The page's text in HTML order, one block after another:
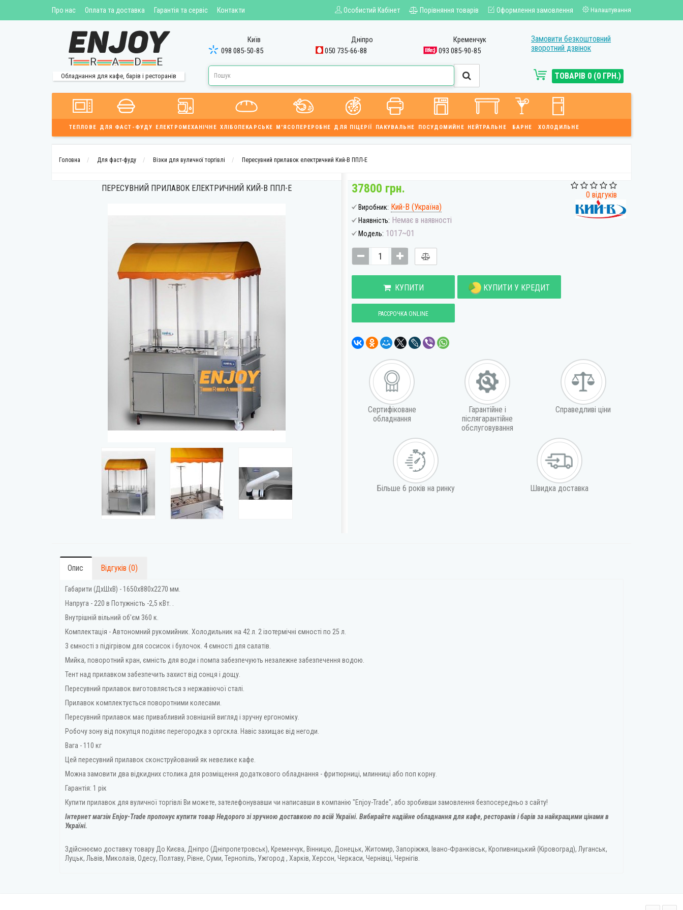
Про нас Оплата та доставка Гарантія та сервіс Контакти Особистий Кабінет Порівняння товарів Оформлення замовлення Налаштування
Обладнання для кафе, барів і ресторанів
Київ
098 085-50-85
Дніпро
050 735-66-88
Кременчук
093 085-90-85
Замовити безкоштовний
зворотний дзвінок
ТОВАРІВ 0 (0 ГРН.)
ТЕПЛОВЕ ДЛЯ ФАСТ-ФУДУ ЕЛЕКТРОМЕХАНІЧНЕ ХЛІБОПЕКАРСЬКЕ М'ЯСОПЕРЕРОБНЕ ДЛЯ ПІЦЕРІЇ ПАКУВАЛЬНЕ ПОСУДОМИЙНЕ НЕЙТРАЛЬНЕ БАРНЕ ХОЛОДИЛЬНЕ
Головна Для фаст-фуду Візки для вуличної торгівлі Пересувний прилавок електричний Кий-В ППЛ-Е
ПЕРЕСУВНИЙ ПРИЛАВОК ЕЛЕКТРИЧНИЙ КИЙ-В ППЛ-Е
0 відгуків
37800 грн.
Виробник: Кий-В (Україна)
Наявність: Немає в наявності
Модель: 1017~01
КУПИТИ КУПИТИ У КРЕДИТ
РАССРОЧКА ONLINE
Сертифіковане
обладнання
Гарантійне і
післягарантійне
обслуговування
Справедливі ціни
Більше 6 років на ринку Швидка доставка
Опис Відгуків (0)
Габарити (ДхШхВ) - 1650х880х2270 мм.
Напруга - 220 в Потужність -2,5 кВт. .
Внутрішній вільний об'єм 360 к.
Комплектація - Автономний рукомийник. Холодильник на 42 л. 2 ізотермічні ємності по 25 л.
3 ємності з підігрівом для сосисок і булочок. 4 ємності для салатів.
Мийка, поворотний кран, ємність для води і помпа забезпечують незалежне забезпечення водою.
Тент над прилавком забезпечить захист від сонця і дощу.
Пересувний прилавок виготовляється з нержавіючої сталі.
Прилавок комплектується поворотними колесами.
Пересувний прилавок має привабливий зовнішній вигляд і зручну ергономіку.
Робочу зону від покупця поділяє перегородка з оргскла. Навіс захищає від негоди.
Вага - 110 кг
Цей пересувний прилавок сконструйований як невелике кафе.
Можна замовити два відкидних столика для розміщення додаткового обладнання - фритюрниці, млинниці або поп корну.
Гарантія: 1 рік
Купити прилавок для вуличної торгівлі Ви можете, зателефонувавши чи написавши в компанію "Enjoy-Trade", або зробивши замовлення безпосередньо з сайту!
Інтернет магзін Enjoy-Trade пропонує купити товарНедорого зі зручною доставкою по всій Україні. Вибирайте надійне обладнання для кафе, ресторанів і барів за найкращими цінами в
Україні.
Здійснюємо доставку товару До Києва, Дніпро (Дніпропетровськ), Кременчук, Вінницю, Донецьк, Житомир, Запоріжжя, Івано-Франківськ, Кропивницький (Кіровоград), Луганськ,
Луцьк, Львів, Миколаїв, Одесу, Полтаву, Рівне, Суми, Тернопіль, Ужгород , Харків, Херсон, Черкаси, Чернівці, Чернігів.